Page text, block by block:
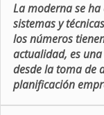
La moderna se
sistemas y
los números
actualidad, es
desde la toma de
planificación